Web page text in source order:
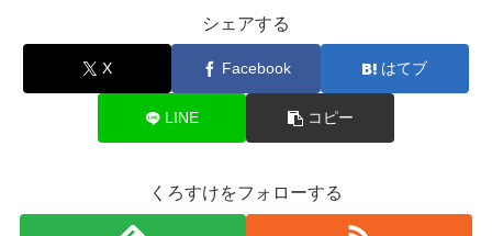
シェアする
X Facebook はてブ
LINE コピー
くろすけをフォローする